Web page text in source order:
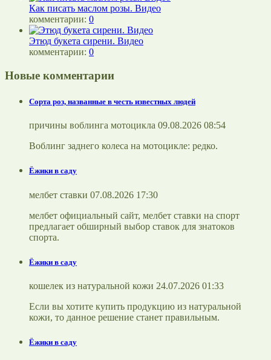
Как писать маслом розы. Видео
комментарии: 0
Этюд букета сирени. Видео
комментарии: 0
Новые комментарии
Сорта роз, названные в честь известных людей
причины воблинга мотоцикла 09.08.2026 08:54
Воблинг заднего колеса на мотоцикле: редко.
Ёжики в саду
мелбет ставки 07.08.2026 17:30
мелбет официальный сайт, мелбет ставки на спорт
предлагает обширный выбор ставок для знатоков
спорта.
Ёжики в саду
кошелек из натуральной кожи 24.07.2026 01:33
Если вы хотите купить продукцию из натуральной
кожи, то данное решение станет правильным.
Ёжики в саду